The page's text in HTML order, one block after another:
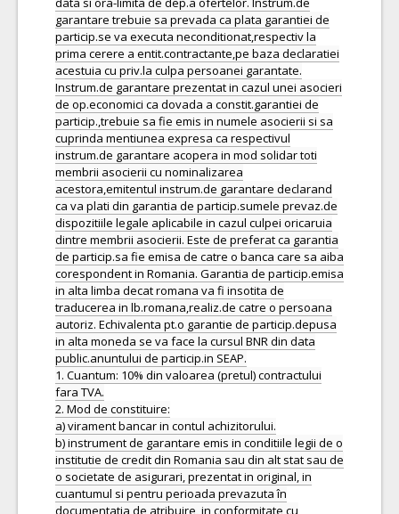
garantare trebuie sa prevada ca plata garantiei de
particip.se va executa neconditionat,respectiv la
prima cerere a entit.contractante,pe baza declaratiei
acestuia cu priv.la culpa persoanei garantate.
Instrum.de garantare prezentat in cazul unei asocieri
de op.economici ca dovada a constit.garantiei de
particip.,trebuie sa fie emis in numele asocierii si sa
cuprinda mentiunea expresa ca respectivul
instrum.de garantare acopera in mod solidar toti
membrii asocierii cu nominalizarea
acestora,emitentul instrum.de garantare declarand
ca va plati din garantia de particip.sumele prevaz.de
dispozitiile legale aplicabile in cazul culpei oricaruia
dintre membrii asocierii. Este de preferat ca garantia
de particip.sa fie emisa de catre o banca care sa aiba
corespondent in Romania. Garantia de particip.emisa
in alta limba decat romana va fi insotita de
traducerea in lb.romana,realiz.de catre o persoana
autoriz. Echivalenta pt.o garantie de particip.depusa
in alta moneda se va face la cursul BNR din data
public.anuntului de particip.in SEAP.
1. Cuantum: 10% din valoarea (pretul) contractului
fara TVA.
2. Mod de constituire:
a) virament bancar in contul achizitorului.
b) instrument de garantare emis in conditiile legii de o
institutie de credit din Romania sau din alt stat sau de
o societate de asigurari, prezentat in original, in
cuantumul si pentru perioada prevazuta în
documentatia de atribuire, in conformitate cu